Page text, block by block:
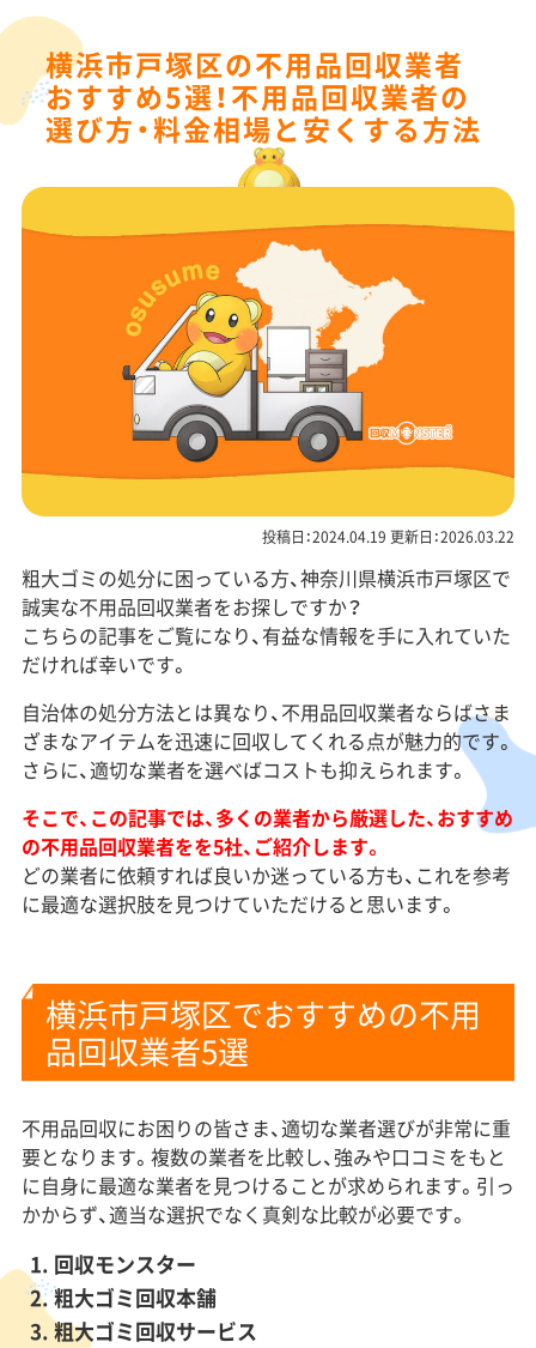
横浜市戸塚区の不用品回収業者
おすすめ5選！不用品回収業者の
選び方・料金相場と安くする方法
投稿日：2024.04.19 更新日：2026.03.22
粗大ゴミの処分に困っている方、神奈川県横浜市戸塚区で
誠実な不用品回収業者をお探しですか？
こちらの記事をご覧になり、有益な情報を手に入れていた
だければ幸いです。
自治体の処分方法とは異なり、不用品回収業者ならばさま
ざまなアイテムを迅速に回収してくれる点が魅力的です。
さらに、適切な業者を選べばコストも抑えられます。
そこで、この記事では、多くの業者から厳選した、おすすめ
の不用品回収業者をを5社、ご紹介します。
どの業者に依頼すれば良いか迷っている方も、これを参考
に最適な選択肢を見つけていただけると思います。
横浜市戸塚区でおすすめの不用
品回収業者5選
不用品回収にお困りの皆さま、適切な業者選びが非常に重
要となります。複数の業者を比較し、強みや口コミをもと
に自身に最適な業者を見つけることが求められます。引っ
かからず、適当な選択でなく真剣な比較が必要です。
回収モンスター
粗大ゴミ回収本舗
粗大ゴミ回収サービス